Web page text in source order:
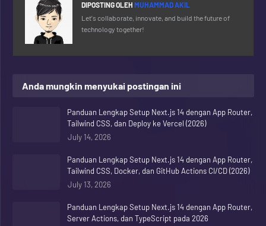
DIPOSTING OLEH MUHAMMAD AKIL
Let's collaborate, innovate, and build the future of
technology together!
Anda mungkin menyukai postingan ini
Panduan Lengkap Setup Next.js 14 dengan App Router,
Tailwind CSS, dan Deploy ke Vercel (2026)
July 14, 2026
Panduan Lengkap Setup Next.js 14 dengan App Router,
Tailwind CSS, Docker, dan GitHub Actions CI/CD (2026)
July 13, 2026
Panduan Lengkap Setup Next.js 14 dengan App Router,
Server Actions, dan TypeScript pada 2026